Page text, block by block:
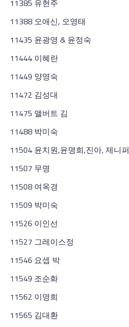
11385 유현주
11388 오애신, 오영태
11435 윤광영 & 윤정숙
11444 이혜란
11449 양영숙
11472 김성대
11475 앨버트 김
11488 박미숙
11504 윤치원,윤명희,진아, 제니퍼
11507 무명
11508 여옥경
11509 박미숙
11526 이인선
11527 그레이스정
11546 요셉 박
11549 조순화
11562 이영희
11565 김대환